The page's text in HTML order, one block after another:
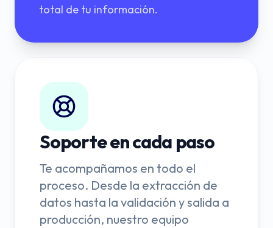
total de tu información.
Soporte en cada paso
Te acompañamos en todo el
proceso. Desde la extracción de
datos hasta la validación y salida a
producción, nuestro equipo